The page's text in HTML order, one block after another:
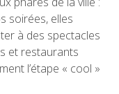
soirées, elles
à des spectacles
et restaurants
l’étape « cool »